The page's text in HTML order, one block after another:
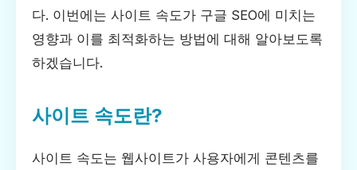
다. 이번에는 사이트 속도가 구글 SEO에 미치는
영향과 이를 최적화하는 방법에 대해 알아보도록
하겠습니다.
사이트 속도란?
사이트 속도는 웹사이트가 사용자에게 콘텐츠를